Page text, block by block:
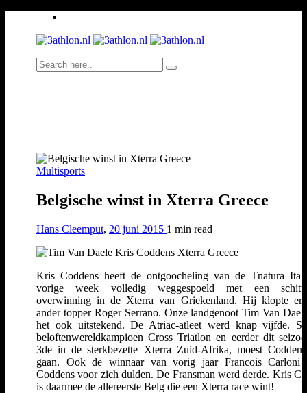
Multisports
Belgische winst in Xterra Greece
Hans Cleemput, 20 juni 2015 1 min read
Kris Coddens heeft de ontgoocheling van de Tnatura
vorige week volledig weggespoeld met een
overwinning in de Xterra van Griekenland. Hij klopte er
ander topper Roger Serrano. Onze landgenoot Tim Van
het ook uitstekend. De Atriac-atleet werd knap vijfde.
beloftenwereldkampioen Cross Triatlon en eerder dit
3de in de sterkbezette Xterra Zuid-Afrika, moest
gaan. Ook de winnaar van vorig jaar Francois Carloni
Coddens voor zich dulden. De Fransman werd derde. Kris
is daarmee de allereerste Belg die een Xterra race wint!